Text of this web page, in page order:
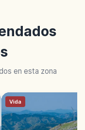
en esta zona
Vida